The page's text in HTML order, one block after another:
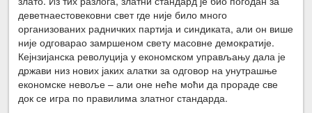
деветнаестовековни свет где није било много
организованих радничких партија и синдиката, али он више
није одговарао замршеном свету масовне демократије.
Кејнзијанска револуција у економском управљању дала је
држави низ нових јаких алатки за одговор на унутрашње
економске невоље – али оне неће моћи да прораде све
док се игра по правилима златног стандарда.